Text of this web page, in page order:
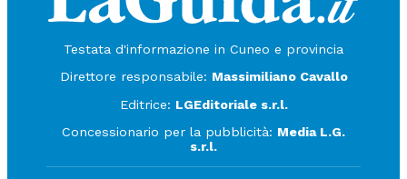
Testata d'informazione in Cuneo e provincia
Direttore responsabile: Massimiliano Cavallo
Editrice: LGEditoriale s.r.l.
Concessionario per la pubblicità: Media L.G.
s.r.l.